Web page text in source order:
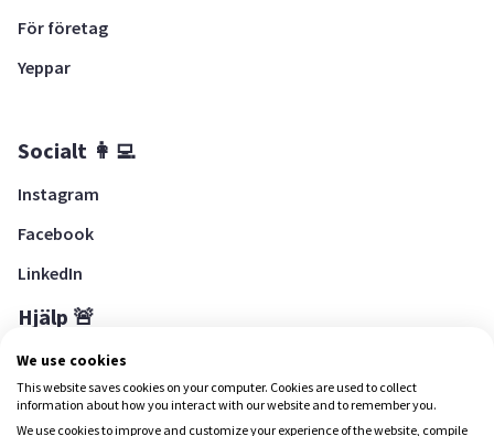
För företag
Yeppar
Socialt 👩‍💻
Instagram
Facebook
LinkedIn
Hjälp 🚨
Hjälpcenter
We use cookies
This website saves cookies on your computer. Cookies are used to collect
information about how you interact with our website and to remember you.
We use cookies to improve and customize your experience of the website, compile